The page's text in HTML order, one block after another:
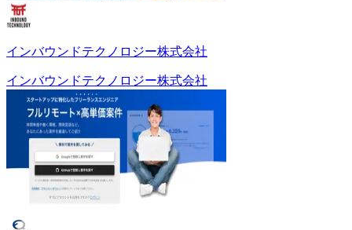
インバウンドテクノロジー株式会社
インバウンドテクノロジー株式会社